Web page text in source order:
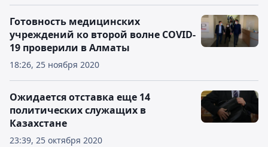
18:26, 25 ноября 2020
Готовность медицинских
учреждений ко второй волне COVID-
19 проверили в Алматы
23:39, 25 октября 2020
Ожидается отставка еще 14
политических служащих в
Казахстане